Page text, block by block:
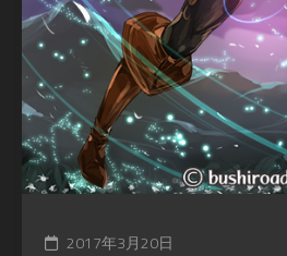
2017年3月20日